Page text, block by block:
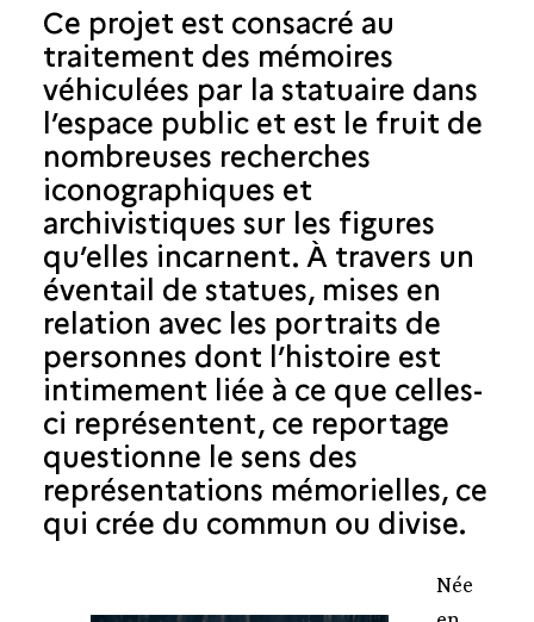
Ce projet est consacré au
traitement des mémoires
véhiculées par la statuaire dans
l’espace public et est le fruit de
nombreuses recherches
iconographiques et
archivistiques sur les figures
qu’elles incarnent. À travers un
éventail de statues, mises en
relation avec les portraits de
personnes dont l’histoire est
intimement liée à ce que celles-
ci représentent, ce reportage
questionne le sens des
représentations mémorielles, ce
qui crée du commun ou divise.
Née